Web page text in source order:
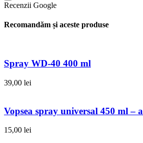
Recenzii Google
Recomandăm și aceste produse
Spray WD-40 400 ml
39,00 lei
Vopsea spray universal 450 ml –
15,00 lei